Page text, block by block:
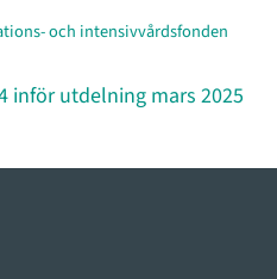
och intensivvårdsfonden
inför utdelning mars 2025